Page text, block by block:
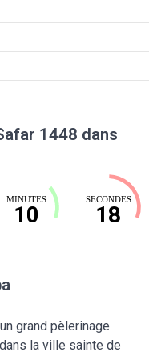
1448 dans
MINUTES
10
SECONDES
18
grand pèlerinage
la ville sainte de